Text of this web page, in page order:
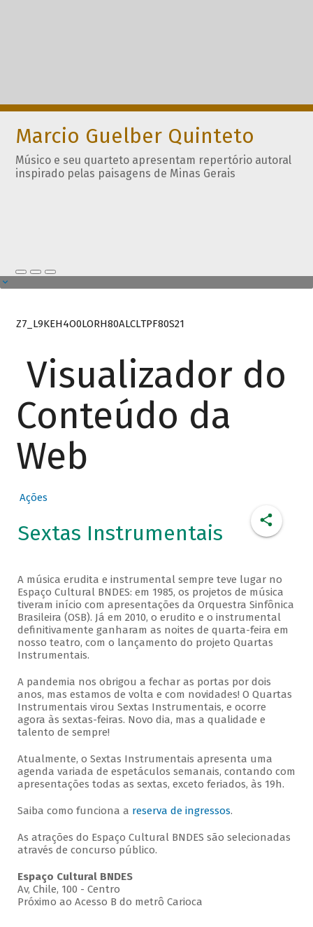
Marcio Guelber Quinteto
Músico e seu quarteto apresentam repertório autoral
inspirado pelas paisagens de Minas Gerais
Z7_L9KEH4O0LORH80ALCLTPF80S21
Visualizador do
Conteúdo da
Web
Ações
Sextas Instrumentais
A música erudita e instrumental sempre teve lugar no
Espaço Cultural BNDES: em 1985, os projetos de música
tiveram início com apresentações da Orquestra Sinfônica
Brasileira (OSB). Já em 2010, o erudito e o instrumental
definitivamente ganharam as noites de quarta-feira em
nosso teatro, com o lançamento do projeto Quartas
Instrumentais.
A pandemia nos obrigou a fechar as portas por dois
anos, mas estamos de volta e com novidades! O Quartas
Instrumentais virou Sextas Instrumentais, e ocorre
agora às sextas-feiras. Novo dia, mas a qualidade e
talento de sempre!
Atualmente, o Sextas Instrumentais apresenta uma
agenda variada de espetáculos semanais, contando com
apresentações todas as sextas, exceto feriados, às 19h.
Saiba como funciona a reserva de ingressos.
As atrações do Espaço Cultural BNDES são selecionadas
através de concurso público.
Espaço Cultural BNDES
Av, Chile, 100 - Centro
Próximo ao Acesso B do metrô Carioca